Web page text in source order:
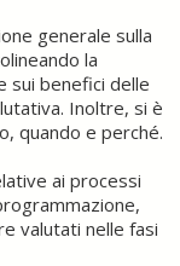
generale sulla
la
sui benefici delle
Inoltre, si è
quando e perché.
ai processi
valutati nelle fasi